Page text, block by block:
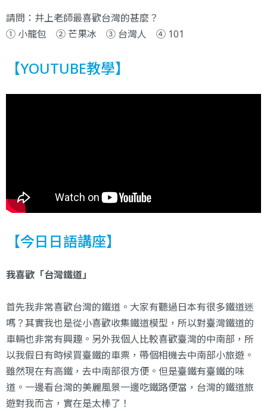
請問：井上老師最喜歡台灣的甚麼？
① 小籠包 ② 芒果冰 ③ 台灣人 ④ 101
【YOUTUBE教學】
【今日日語講座】
我喜歡「台灣鐵道」
首先我非常喜歡台灣的鐵道。大家有聽過日本有很多鐵道迷
嗎？其實我也是從小喜歡收集鐵道模型，所以對臺灣鐵道的
車輛也非常有興趣。另外我個人比較喜歡臺灣的中南部，所
以我假日有時候買臺鐵的車票，帶個相機去中南部小旅遊。
雖然現在有高鐵，去中南部很方便。但是臺鐵有臺鐵的味
道。一邊看台灣的美麗風景一邊吃鐵路便當，台灣的鐵道旅
遊對我而言，實在是太棒了！